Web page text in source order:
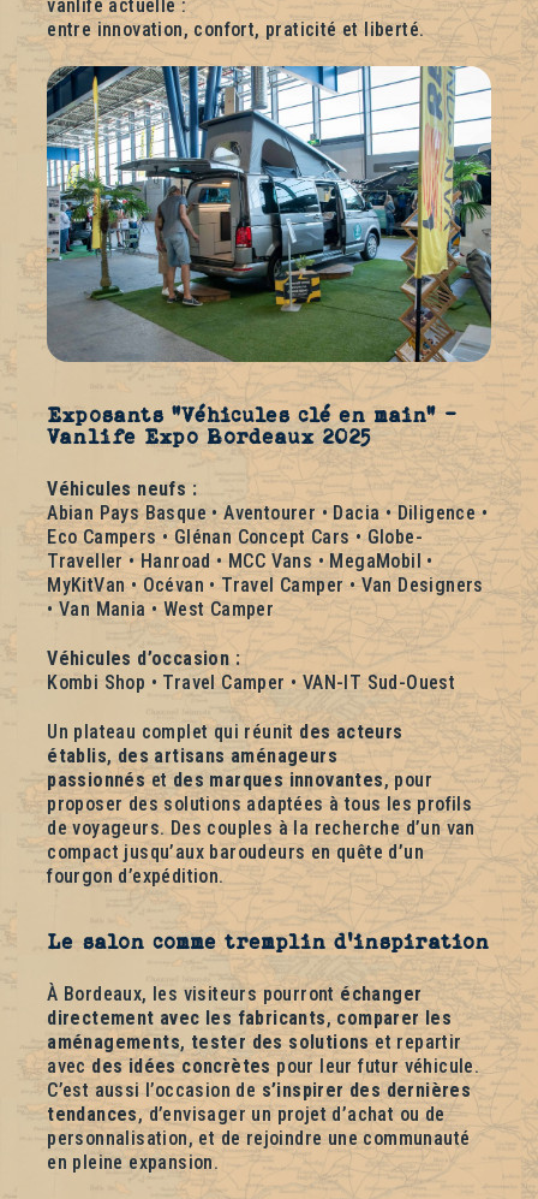
vanlife actuelle :
entre innovation, confort, praticité et liberté.
Exposants “Véhicules clé en main” –
Vanlife Expo Bordeaux 2025
Véhicules neufs :
Abian Pays Basque • Aventourer • Dacia • Diligence •
Eco Campers • Glénan Concept Cars • Globe-
Traveller • Hanroad • MCC Vans • MegaMobil •
MyKitVan • Océvan • Travel Camper • Van Designers
• Van Mania • West Camper
Véhicules d’occasion :
Kombi Shop • Travel Camper • VAN-IT Sud-Ouest
Un plateau complet qui réunit des acteurs
établis, des artisans aménageurs
passionnés et des marques innovantes, pour
proposer des solutions adaptées à tous les profils
de voyageurs. Des couples à la recherche d’un van
compact jusqu’aux baroudeurs en quête d’un
fourgon d’expédition.
Le salon comme tremplin d’inspiration
À Bordeaux, les visiteurs pourront échanger
directement avec les fabricants, comparer les
aménagements, tester des solutions et repartir
avec des idées concrètes pour leur futur véhicule.
C’est aussi l’occasion de s’inspirer des dernières
tendances, d’envisager un projet d’achat ou de
personnalisation, et de rejoindre une communauté
en pleine expansion.